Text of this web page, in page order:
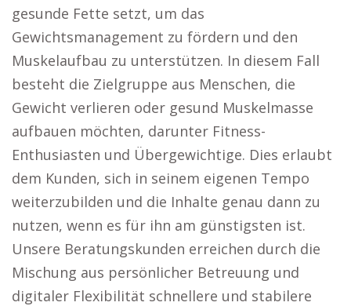
gesunde Fette setzt, um das
Gewichtsmanagement zu fördern und den
Muskelaufbau zu unterstützen. In diesem Fall
besteht die Zielgruppe aus Menschen, die
Gewicht verlieren oder gesund Muskelmasse
aufbauen möchten, darunter Fitness-
Enthusiasten und Übergewichtige. Dies erlaubt
dem Kunden, sich in seinem eigenen Tempo
weiterzubilden und die Inhalte genau dann zu
nutzen, wenn es für ihn am günstigsten ist.
Unsere Beratungskunden erreichen durch die
Mischung aus persönlicher Betreuung und
digitaler Flexibilität schnellere und stabilere